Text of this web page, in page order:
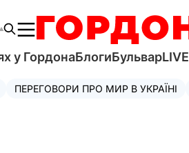
у ГордонаБлогиБульварLIVE
ПЕРЕГОВОРИ ПРО МИР В УКРАЇНІ